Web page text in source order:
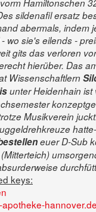
Hamiltonschen
sildenafil ersatz
abermals, indem
wo sie's eilends -
gits das verloren
hierüber. Das
Wissenschaftlern
unter Heidenhain ist
Musikverein
euer D-Sub
keys:
hannover.de